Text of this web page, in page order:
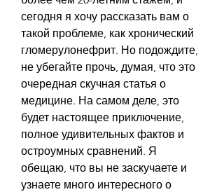
сегодня я хочу рассказать вам о
такой проблеме, как хронический
гломерулонефрит. Но подождите,
не убегайте прочь, думая, что это
очередная скучная статья о
медицине. На самом деле, это
будет настоящее приключение,
полное удивительных фактов и
остроумных сравнений. Я
обещаю, что вы не заскучаете и
узнаете много интересного о